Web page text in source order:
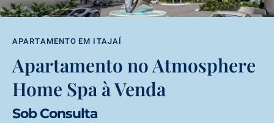
APARTAMENTO EM ITAJAÍ
Apartamento no Atmosphere
Home Spa à Venda
Sob Consulta